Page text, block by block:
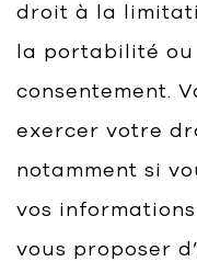
droit à la
la portabilité
consentement.
exercer votre
notamment si
vos
vous proposer